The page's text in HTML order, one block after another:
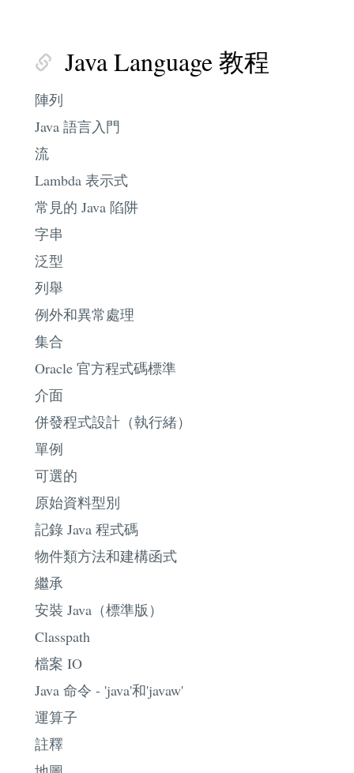
Java Language 教程
陣列
Java 語言入門
流
Lambda 表示式
常見的 Java 陷阱
字串
泛型
列舉
例外和異常處理
集合
Oracle 官方程式碼標準
介面
併發程式設計（執行緒）
單例
可選的
原始資料型別
記錄 Java 程式碼
物件類方法和建構函式
繼承
安裝 Java（標準版）
Classpath
檔案 IO
Java 命令 - 'java'和'javaw'
運算子
註釋